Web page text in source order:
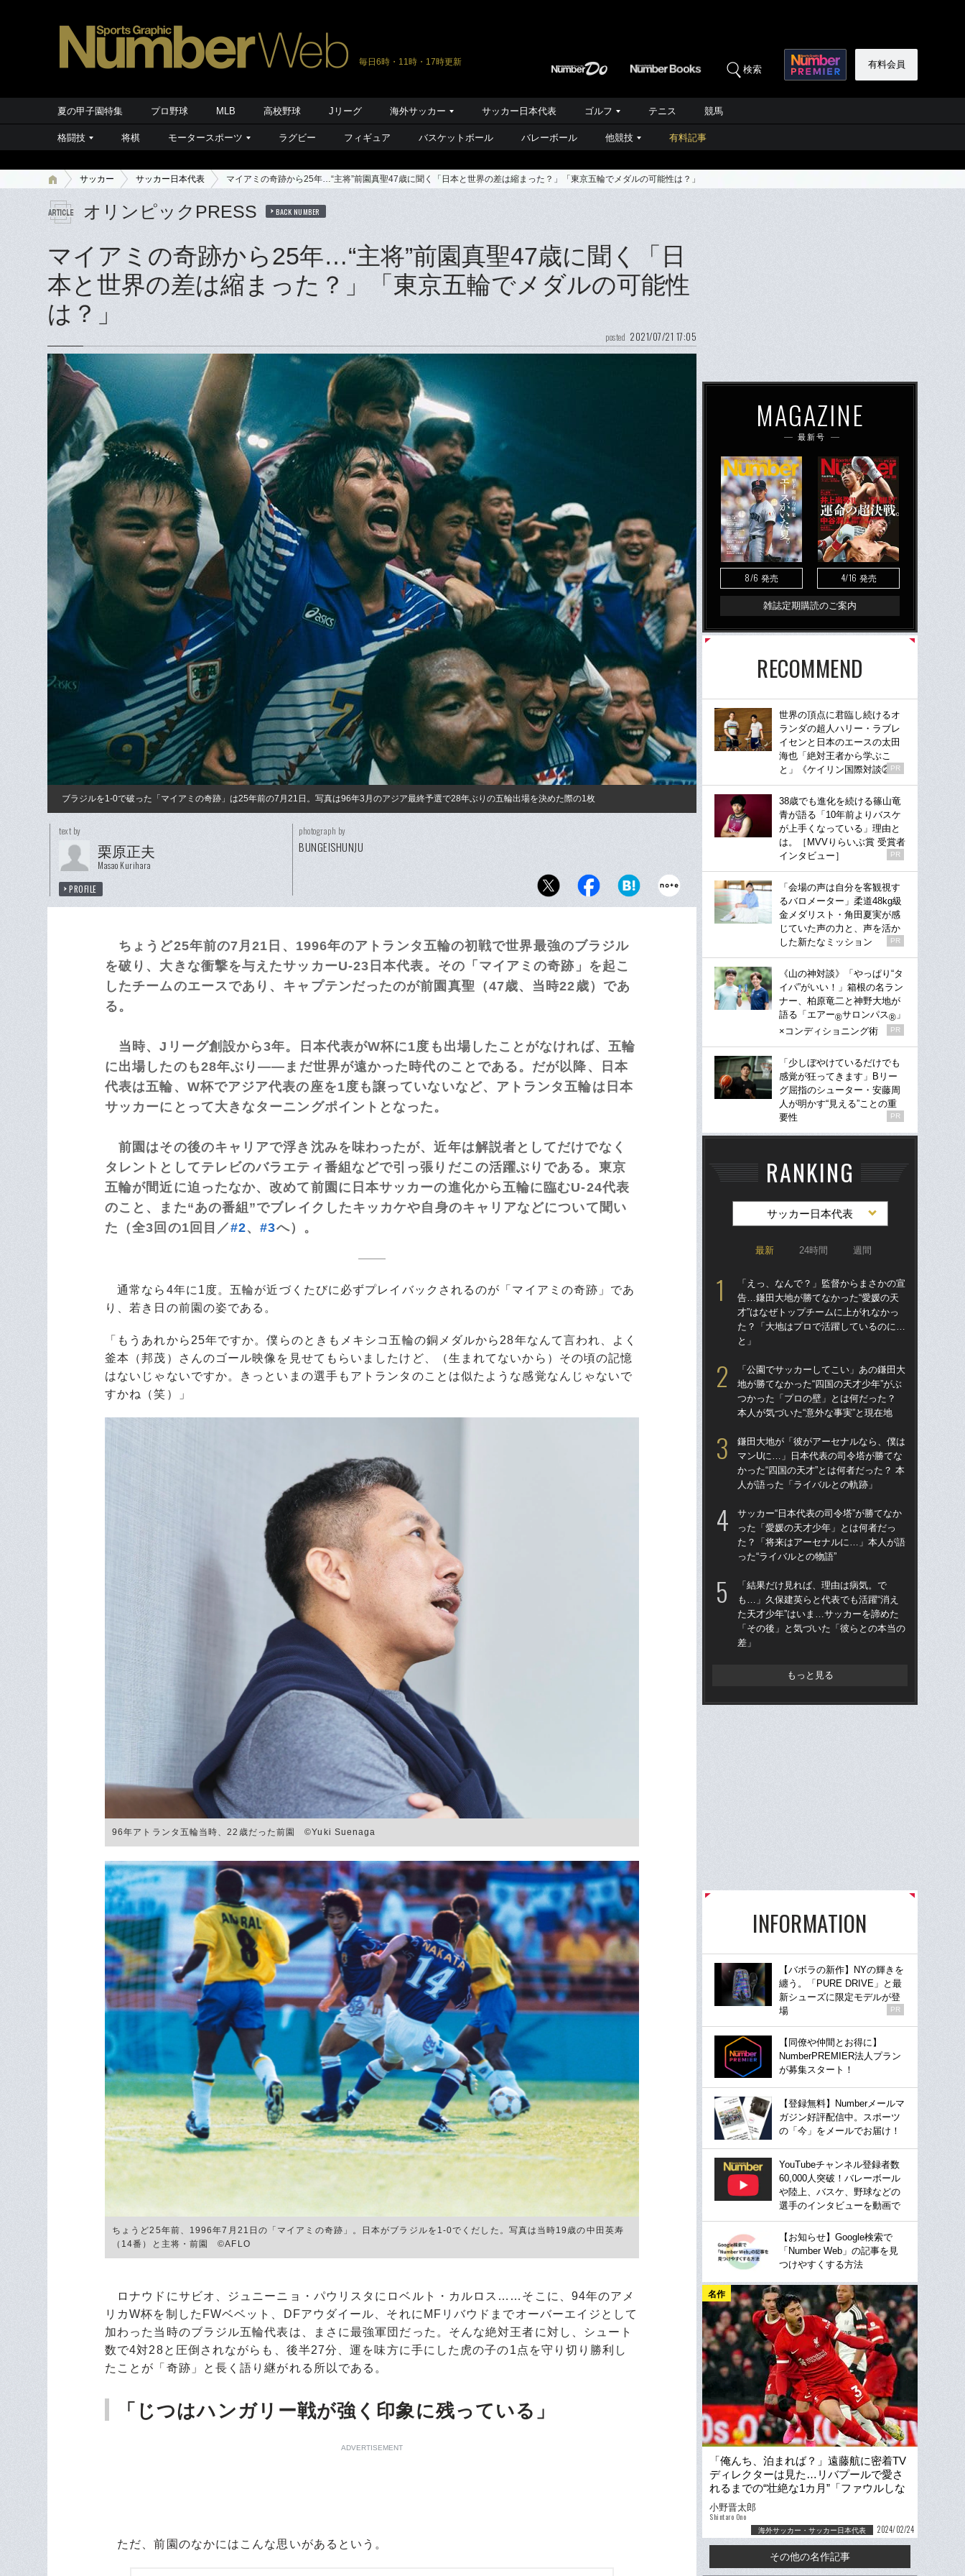
毎日6時・11時・17時更新
検索 有料会員
夏の甲子園特集 プロ野球 MLB 高校野球 Jリーグ 海外サッカー サッカー日本代表 ゴルフ テニス 競馬
格闘技 将棋 モータースポーツ ラグビー フィギュア バスケットボール バレーボール 他競技 有料記事
サッカー サッカー日本代表 マイアミの奇跡から25年…“主将”前園真聖47歳に聞く「日本と世界の差は縮まった？」「東京五輪でメダルの可能性は？」
オリンピックPRESS BACK NUMBER
マイアミの奇跡から25年…“主将”前園真聖47歳に聞く「日
本と世界の差は縮まった？」「東京五輪でメダルの可能性
は？」
posted 2021/07/21 17:05
ブラジルを1-0で破った「マイアミの奇跡」は25年前の7月21日。写真は96年3月のアジア最終予選で28年ぶりの五輪出場を決めた際の1枚
text by
栗原正夫
Masao Kurihara
PROFILE
photograph by
BUNGEISHUNJU
ちょうど25年前の7月21日、1996年のアトランタ五輪の初戦で世界最強のブラジル
を破り、大きな衝撃を与えたサッカーU-23日本代表。その「マイアミの奇跡」を起こ
したチームのエースであり、キャプテンだったのが前園真聖（47歳、当時22歳）であ
る。
当時、Jリーグ創設から3年。日本代表がW杯に1度も出場したことがなければ、五輪
に出場したのも28年ぶり――まだ世界が遠かった時代のことである。だが以降、日本
代表は五輪、W杯でアジア代表の座を1度も譲っていないなど、アトランタ五輪は日本
サッカーにとって大きなターニングポイントとなった。
前園はその後のキャリアで浮き沈みを味わったが、近年は解説者としてだけでなく
タレントとしてテレビのバラエティ番組などで引っ張りだこの活躍ぶりである。東京
五輪が間近に迫ったなか、改めて前園に日本サッカーの進化から五輪に臨むU-24代表
のこと、また“あの番組”でブレイクしたキッカケや自身のキャリアなどについて聞い
た（全3回の1回目／#2、#3へ）。
通常なら4年に1度。五輪が近づくたびに必ずプレイバックされるのが「マイアミの奇跡」であ
り、若き日の前園の姿である。
「もうあれから25年ですか。僕らのときもメキシコ五輪の銅メダルから28年なんて言われ、よく
釜本（邦茂）さんのゴール映像を見せてもらいましたけど、（生まれてないから）その頃の記憶
はないじゃないですか。きっといまの選手もアトランタのことは似たような感覚なんじゃないで
すかね（笑）」
96年アトランタ五輪当時、22歳だった前園 ©Yuki Suenaga
ちょうど25年前、1996年7月21日の「マイアミの奇跡」。日本がブラジルを1-0でくだした。写真は当時19歳の中田英寿
（14番）と主将・前園 ©AFLO
ロナウドにサビオ、ジュニーニョ・パウリスタにロベルト・カルロス……そこに、94年のアメ
リカW杯を制したFWベベット、DFアウダイール、それにMFリバウドまでオーバーエイジとして
加わった当時のブラジル五輪代表は、まさに最強軍団だった。そんな絶対王者に対し、シュート
数で4対28と圧倒されながらも、後半27分、運を味方に手にした虎の子の1点を守り切り勝利し
たことが「奇跡」と長く語り継がれる所以である。
「じつはハンガリー戦が強く印象に残っている」
ADVERTISEMENT
ただ、前園のなかにはこんな思いがあるという。
MAGAZINE
最新号
8/6 発売 4/16 発売
雑誌定期購読のご案内
RECOMMEND
世界の頂点に君臨し続けるオ
ランダの超人ハリー・ラブレ
イセンと日本のエースの太田
海也「絶対王者から学ぶこ
と」《ケイリン国際対談②》
PR
38歳でも進化を続ける篠山竜
青が語る「10年前よりバスケ
が上手くなっている」理由と
は。［MVVりらいぶ賞 受賞者
インタビュー］
PR
「会場の声は自分を客観視す
るバロメーター」柔道48kg級
金メダリスト・角田夏実が感
じていた声の力と、声を活か
した新たなミッション
PR
《山の神対談》「やっぱり“タ
イパ”がいい！」箱根の名ラン
ナー、柏原竜二と神野大地が
語る「エアー®サロンパス® 」
×コンディショニング術
PR
「少しぼやけているだけでも
感覚が狂ってきます」Bリー
グ屈指のシューター・安藤周
人が明かす“見える”ことの重
要性
PR
RANKING
サッカー日本代表
最新 24時間 週間
「えっ、なんで？」監督からまさかの宣
告…鎌田大地が勝てなかった“愛媛の天
才”はなぜトップチームに上がれなかっ
た？「大地はプロで活躍しているのに…
と」
「公園でサッカーしてこい」あの鎌田大
地が勝てなかった“四国の天才少年”がぶ
つかった「プロの壁」とは何だった？
本人が気づいた“意外な事実”と現在地
鎌田大地が「彼がアーセナルなら、僕は
マンUに…」日本代表の司令塔が勝てな
かった“四国の天才”とは何者だった？ 本
人が語った「ライバルとの軌跡」
サッカー“日本代表の司令塔”が勝てなか
った「愛媛の天才少年」とは何者だっ
た？「将来はアーセナルに…」本人が語
った“ライバルとの物語”
「結果だけ見れば、理由は病気。で
も…」久保建英らと代表でも活躍“消え
た天才少年”はいま…サッカーを諦めた
「その後」と気づいた「彼らとの本当の
差」
もっと見る
INFORMATION
【バボラの新作】NYの輝きを
纏う。「PURE DRIVE」と最
新シューズに限定モデルが登
場
PR
【同僚や仲間とお得に】
NumberPREMIER法人プラン
が募集スタート！
【登録無料】Numberメールマ
ガジン好評配信中。スポーツ
の「今」をメールでお届け！
YouTubeチャンネル登録者数
60,000人突破！バレーボール
や陸上、バスケ、野球などの
選手のインタビューを動画で
【お知らせ】Google検索で
「Number Web」の記事を見
つけやすくする方法
名作
「俺んち、泊まれば？」遠藤航に密着TV
ディレクターは見た…リバプールで愛さ
れるまでの“壮絶な1カ月”「ファウルしな
いとかあり得ない」
小野晋太郎
Shintaro Ono
海外サッカー・サッカー日本代表 2024/02/24
その他の名作記事